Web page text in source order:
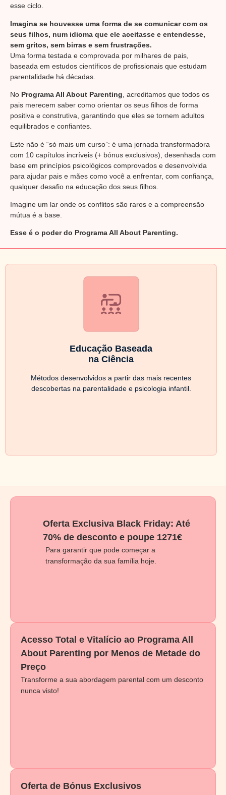
esse ciclo.
Imagina se houvesse uma forma de se comunicar com os
seus filhos, num idioma que ele aceitasse e entendesse,
sem gritos, sem birras e sem frustrações.
Uma forma testada e comprovada por milhares de pais,
baseada em estudos científicos de profissionais que estudam
parentalidade há décadas.
No Programa All About Parenting , acreditamos que todos os
pais merecem saber como orientar os seus filhos de forma
positiva e construtiva, garantindo que eles se tornem adultos
equilibrados e confiantes.
Este não é “só mais um curso”: é uma jornada transformadora
com 10 capítulos incríveis (+ bónus exclusivos), desenhada com
base em princípios psicológicos comprovados e desenvolvida
para ajudar pais e mães como você a enfrentar, com confiança,
qualquer desafio na educação dos seus filhos.
Imagine um lar onde os conflitos são raros e a compreensão
mútua é a base.
Esse é o poder do Programa All About Parenting.
Educação Baseada
na Ciência
Métodos desenvolvidos a partir das mais recentes
descobertas na parentalidade e psicologia infantil.
Oferta Exclusiva Black Friday: Até
70% de desconto e poupe 1271€
Para garantir que pode começar a
transformação da sua família hoje.
Acesso Total e Vitalício ao Programa All
About Parenting por Menos de Metade do
Preço
Transforme a sua abordagem parental com um desconto
nunca visto!
Oferta de Bónus Exclusivos